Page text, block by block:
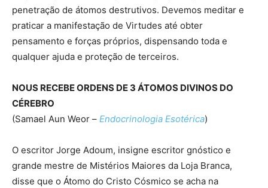
penetração de átomos destrutivos. Devemos meditar e
praticar a manifestação de Virtudes até obter
pensamento e forças próprios, dispensando toda e
qualquer ajuda e proteção de terceiros.
NOUS RECEBE ORDENS DE 3 ÁTOMOS DIVINOS DO
CÉREBRO
(Samael Aun Weor – Endocrinologia Esotérica)
O escritor Jorge Adoum, insigne escritor gnóstico e
grande mestre de Mistérios Maiores da Loja Branca,
disse que o Átomo do Cristo Cósmico se acha na